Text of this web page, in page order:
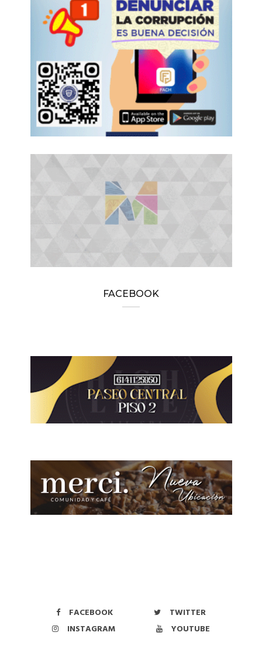
FACEBOOK
FACEBOOK
TWITTER
INSTAGRAM
YOUTUBE